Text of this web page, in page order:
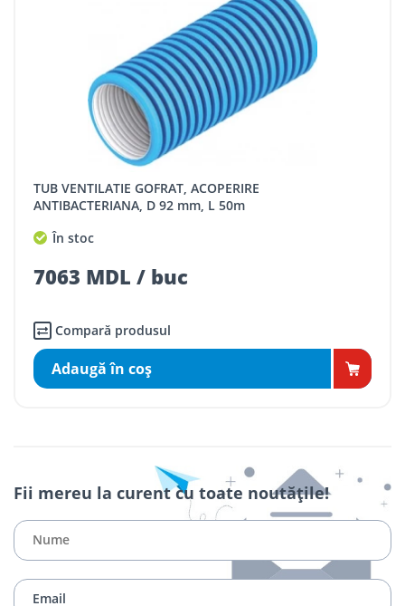
TUB VENTILATIE GOFRAT, ACOPERIRE
ANTIBACTERIANA, D 92 mm, L 50m
În stoc
7063 MDL / buc
Compară produsul
Adaugă în coş
Fii mereu la curent cu toate noutățile!